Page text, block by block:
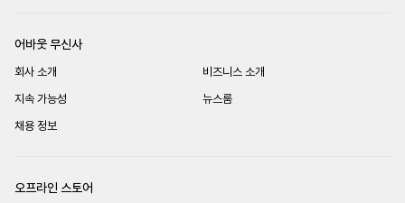
어바웃 무신사
회사 소개
비즈니스 소개
지속 가능성
뉴스룸
채용 정보
오프라인 스토어